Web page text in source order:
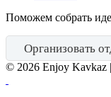
Поможем собрать
Организовать
© 2026 Enjoy Kavkaz